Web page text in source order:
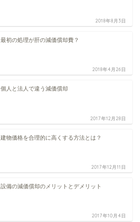
2018年8月3日
最初の処理が肝の減価償却費？
2018年4月26日
個人と法人で違う減価償却
2017年12月28日
建物価格を合理​的に高くする方法とは？
2017年12月11日
設備の減価償却のメリットとデメリット
2017年10月4日